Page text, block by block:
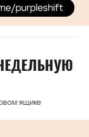
ящике